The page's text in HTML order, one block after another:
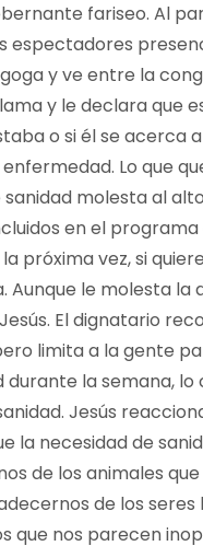
fariseo. Al
espectadores
y ve entre la
y le declara que
o si él se acerca
Lo que
molesta al
en el
próxima vez, si
Aunque le molesta la
El dignatario
limita a la gente
durante la semana,
Jesús
la necesidad de
de los animales
de los
que nos parecen